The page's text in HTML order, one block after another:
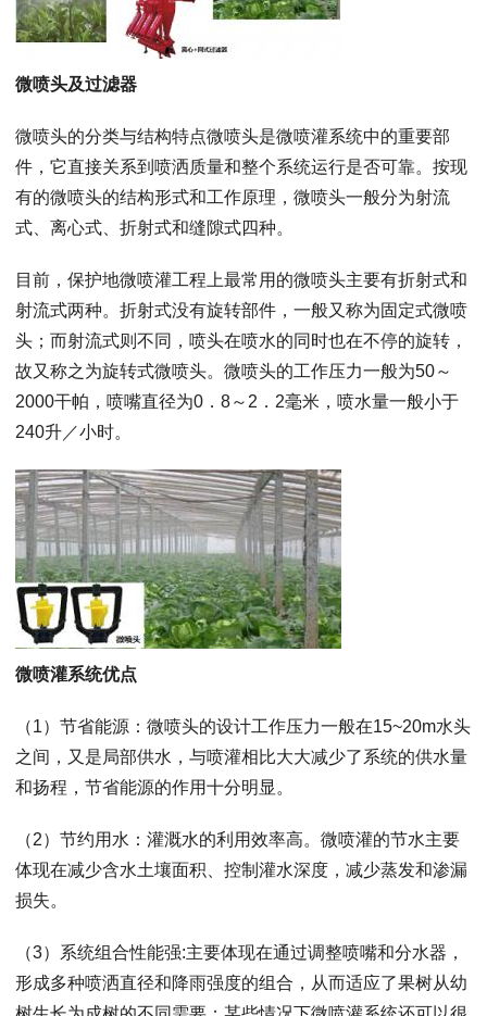
微喷头及过滤器
微喷头的分类与结构特点微喷头是微喷灌系统中的重要部
件，它直接关系到喷洒质量和整个系统运行是否可靠。按现
有的微喷头的结构形式和工作原理，微喷头一般分为射流
式、离心式、折射式和缝隙式四种。
目前，保护地微喷灌工程上最常用的微喷头主要有折射式和
射流式两种。折射式没有旋转部件，一般又称为固定式微喷
头；而射流式则不同，喷头在喷水的同时也在不停的旋转，
故又称之为旋转式微喷头。微喷头的工作压力一般为50～
2000干帕，喷嘴直径为0．8～2．2毫米，喷水量一般小于
240升／小时。
微喷灌系统优点
（1）节省能源：微喷头的设计工作压力一般在15~20m水头
之间，又是局部供水，与喷灌相比大大减少了系统的供水量
和扬程，节省能源的作用十分明显。
（2）节约用水：灌溉水的利用效率高。微喷灌的节水主要
体现在减少含水土壤面积、控制灌水深度，减少蒸发和渗漏
损失。
（3）系统组合性能强:主要体现在通过调整喷嘴和分水器，
形成多种喷洒直径和降雨强度的组合，从而适应了果树从幼